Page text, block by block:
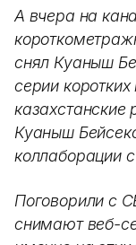
А вчера на
снял Куаныш
серии
Куаныш
коллаборации
Поговорили с
снимают веб-